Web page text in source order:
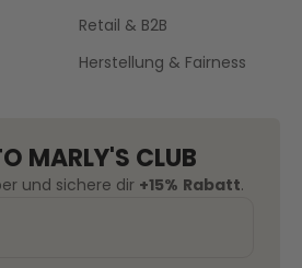
Retail & B2B
Herstellung & Fairness
MARLY'S CLUB
und sichere dir +15% Rabatt.